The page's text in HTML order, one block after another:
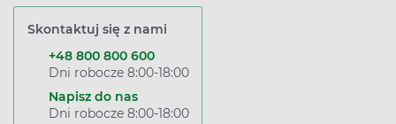
Skontaktuj się z nami
+48 800 800 600
Dni robocze 8:00-18:00
Napisz do nas
Dni robocze 8:00-18:00